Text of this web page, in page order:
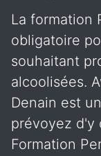
La formation
obligatoire
souhaitant
alcoolisées.
Denain est
prévoyez d'y
Formation